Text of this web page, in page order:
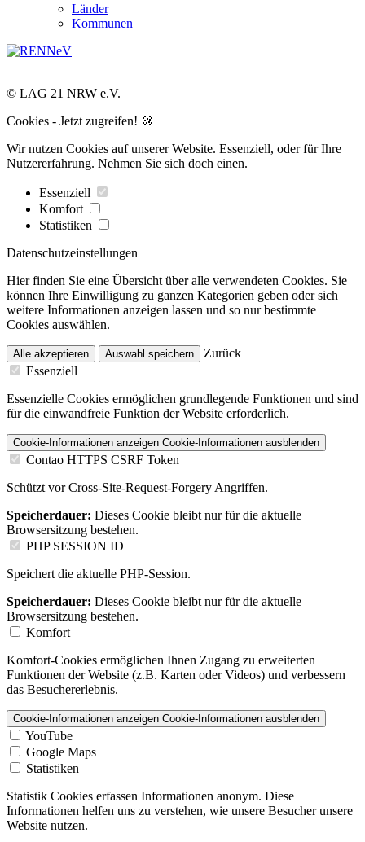
Länder
Kommunen
© LAG 21 NRW e.V.
Cookies - Jetzt zugreifen! 🍪
Wir nutzen Cookies auf unserer Website. Essenziell, oder für Ihre
Nutzererfahrung. Nehmen Sie sich doch einen.
Essenziell
Komfort
Statistiken
Datenschutzeinstellungen
Hier finden Sie eine Übersicht über alle verwendeten Cookies. Sie
können Ihre Einwilligung zu ganzen Kategorien geben oder sich
weitere Informationen anzeigen lassen und so nur bestimmte
Cookies auswählen.
Alle akzeptieren Auswahl speichern
Zurück
Essenziell
Essenzielle Cookies ermöglichen grundlegende Funktionen und sind
für die einwandfreie Funktion der Website erforderlich.
Cookie-Informationen anzeigen Cookie-Informationen ausblenden
Contao HTTPS CSRF Token
Schützt vor Cross-Site-Request-Forgery Angriffen.
Speicherdauer: Dieses Cookie bleibt nur für die aktuelle
Browsersitzung bestehen.
PHP SESSION ID
Speichert die aktuelle PHP-Session.
Speicherdauer: Dieses Cookie bleibt nur für die aktuelle
Browsersitzung bestehen.
Komfort
Komfort-Cookies ermöglichen Ihnen Zugang zu erweiterten
Funktionen der Website (z.B. Karten oder Videos) und verbessern
das Besuchererlebnis.
Cookie-Informationen anzeigen Cookie-Informationen ausblenden
YouTube
Google Maps
Statistiken
Statistik Cookies erfassen Informationen anonym. Diese
Informationen helfen uns zu verstehen, wie unsere Besucher unsere
Website nutzen.